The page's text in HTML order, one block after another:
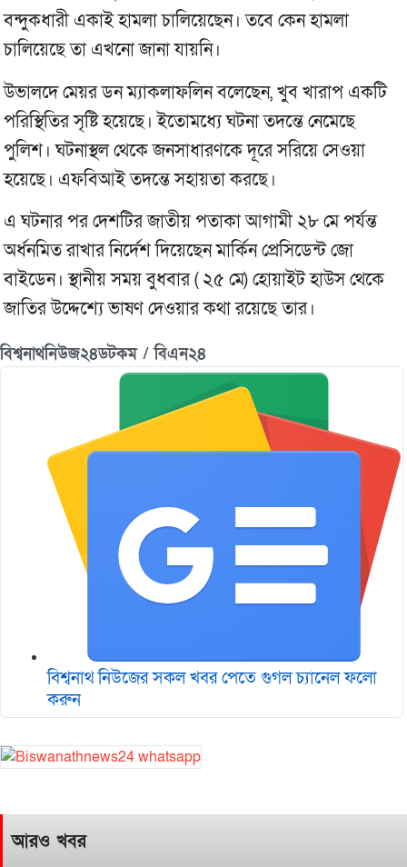
বন্দুকধারী একাই হামলা চালিয়েছেন। তবে কেন হামলা
চালিয়েছে তা এখনো জানা যায়নি।
উভালদে মেয়র ডন ম্যাকলাফলিন বলেছেন, খুব খারাপ একটি
পরিস্থিতির সৃষ্টি হয়েছে। ইতোমধ্যে ঘটনা তদন্তে নেমেছে
পুলিশ। ঘটনাস্থল থেকে জনসাধারণকে দূরে সরিয়ে সেওয়া
হয়েছে। এফবিআই তদন্তে সহায়তা করছে।
এ ঘটনার পর দেশটির জাতীয় পতাকা আগামী ২৮ মে পর্যন্ত
অর্ধনমিত রাখার নির্দেশ দিয়েছেন মার্কিন প্রেসিডেন্ট জো
বাইডেন। স্থানীয় সময় বুধবার ( ২৫ মে) হোয়াইট হাউস থেকে
জাতির উদ্দেশ্যে ভাষণ দেওয়ার কথা রয়েছে তার।
বিশ্বনাথনিউজ২৪ডটকম / বিএন২৪
বিশ্বনাথ নিউজের সকল খবর পেতে গুগল চ‌্যানেল ফলো
করুন
আরও খবর